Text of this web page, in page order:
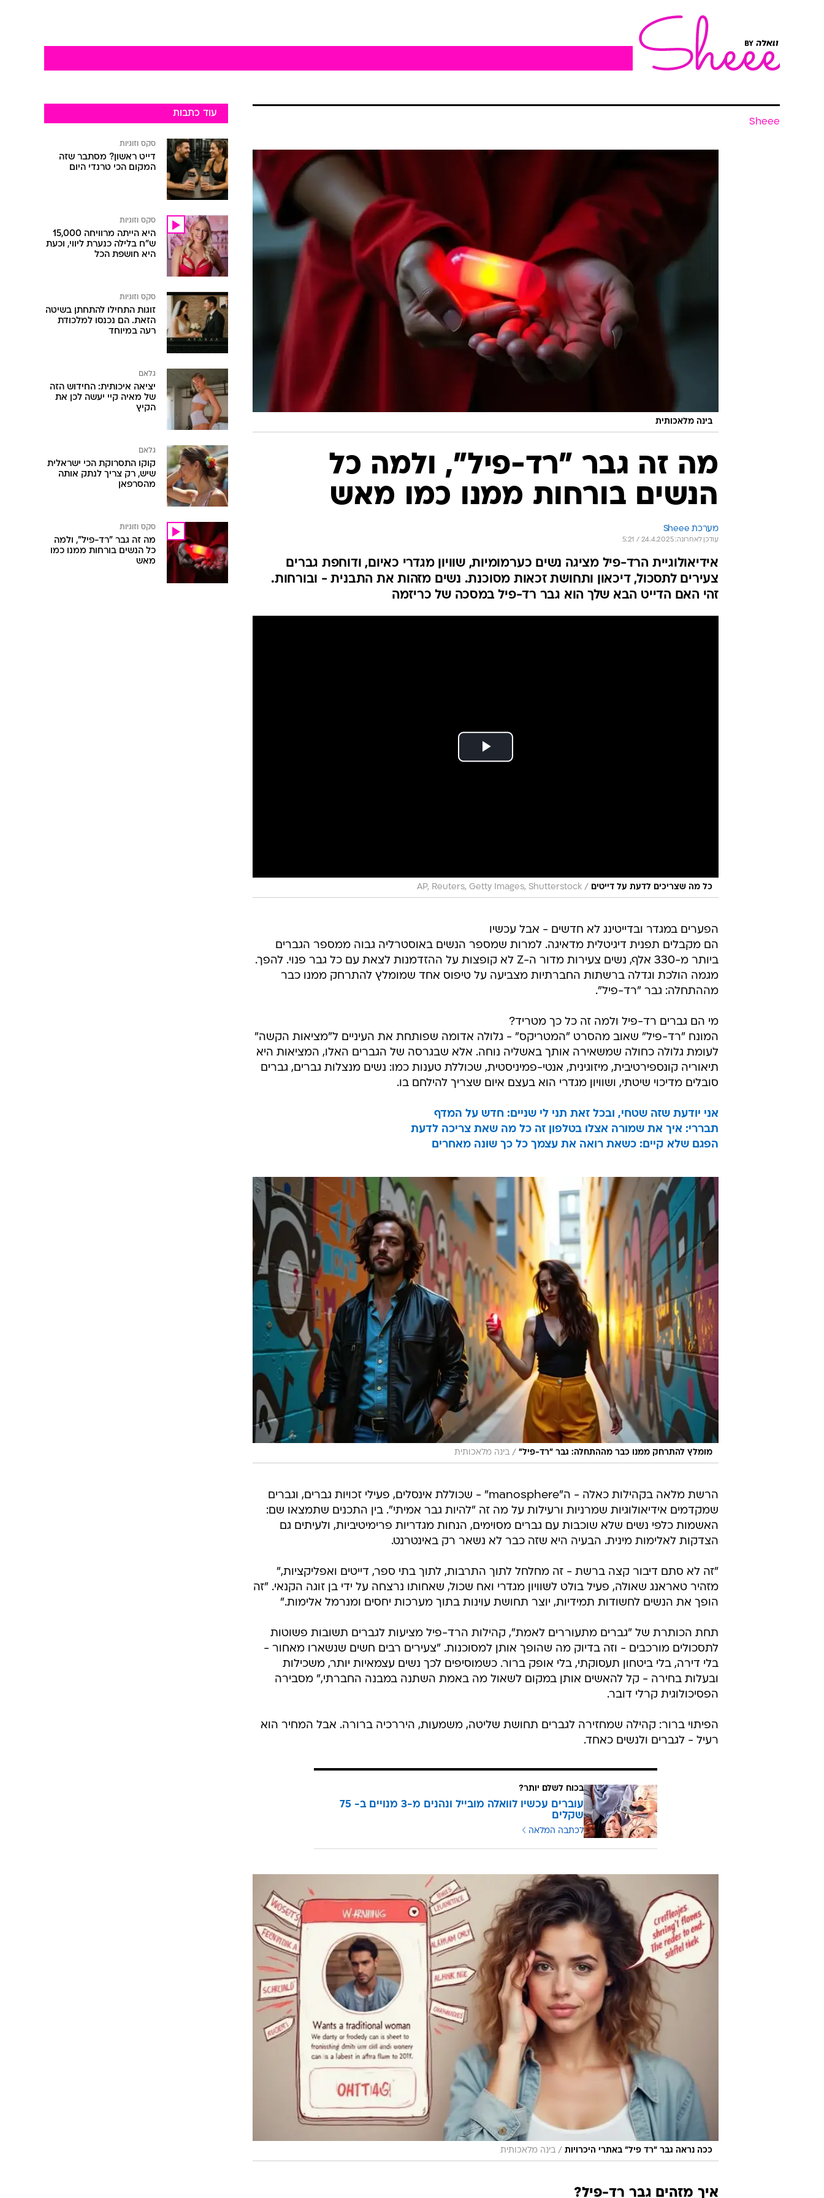
Sheee
בינה מלאכותית
מה זה גבר "רד-פיל", ולמה כל
הנשים בורחות ממנו כמו מאש
מערכת Sheee
עודכן לאחרונה: 24.4.2025 / 5:21
אידיאולוגיית הרד-פיל מציגה נשים כערמומיות, שוויון מגדרי כאיום, ודוחפת גברים
צעירים לתסכול, דיכאון ותחושת זכאות מסוכנת. נשים מזהות את התבנית - ובורחות.
זהי האם הדייט הבא שלך הוא גבר רד-פיל במסכה של כריזמה
כל מה שצריכים לדעת על דייטים /
AP, Reuters, Getty Images, Shutterstock
הפערים במגדר ובדייטינג לא חדשים - אבל עכשיו
הם מקבלים תפנית דיגיטלית מדאיגה. למרות שמספר הנשים באוסטרליה גבוה ממספר הגברים
ביותר מ-330 אלף, נשים צעירות מדור ה-Z לא קופצות על ההזדמנות לצאת עם כל גבר פנוי. להפך.
מגמה הולכת וגדלה ברשתות החברתיות מצביעה על טיפוס אחד שמומלץ להתרחק ממנו כבר
מההתחלה: גבר "רד-פיל".
מי הם גברים רד-פיל ולמה זה כל כך מטריד?
המונח "רד-פיל" שאוב מהסרט "המטריקס" - גלולה אדומה שפותחת את העיניים ל"מציאות הקשה"
לעומת גלולה כחולה שמשאירה אותך באשליה נוחה. אלא שבגרסה של הגברים האלו, המציאות היא
תיאוריה קונספירטיבית, מיזוגינית, אנטי-פמיניסטית, שכוללת טענות כמו: נשים מנצלות גברים, גברים
סובלים מדיכוי שיטתי, ושוויון מגדרי הוא בעצם איום שצריך להילחם בו.
אני יודעת שזה שטחי, ובכל זאת תני לי שניים: חדש על המדף
תבררי: איך את שמורה אצלו בטלפון זה כל מה שאת צריכה לדעת
הפגם שלא קיים: כשאת רואה את עצמך כל כך שונה מאחרים
מומלץ להתרחק ממנו כבר מההתחלה: גבר "רד-פיל" / בינה מלאכותית
הרשת מלאה בקהילות כאלה - ה"manosphere" - שכוללת אינסלים, פעילי זכויות גברים, וגברים
שמקדמים אידיאולוגיות שמרניות ורעילות על מה זה "להיות גבר אמיתי". בין התכנים שתמצאו שם:
האשמות כלפי נשים שלא שוכבות עם גברים מסוימים, הנחות מגדריות פרימיטיביות, ולעיתים גם
הצדקות לאלימות מינית. הבעיה היא שזה כבר לא נשאר רק באינטרנט.
"זה לא סתם דיבור קצה ברשת - זה מחלחל לתוך התרבות, לתוך בתי ספר, דייטים ואפליקציות,"
מזהיר טאראנג שאולה, פעיל בולט לשוויון מגדרי ואח שכול, שאחותו נרצחה על ידי בן זוגה הקנאי. "זה
הופך את הנשים לחשודות תמידיות, יוצר תחושת עוינות בתוך מערכות יחסים ומנרמל אלימות."
תחת הכותרת של "גברים מתעוררים לאמת", קהילות הרד-פיל מציעות לגברים תשובות פשוטות
לתסכולים מורכבים - וזה בדיוק מה שהופך אותן למסוכנות. "צעירים רבים חשים שנשארו מאחור -
בלי דירה, בלי ביטחון תעסוקתי, בלי אופק ברור. כשמוסיפים לכך נשים עצמאיות יותר, משכילות
ובעלות בחירה - קל להאשים אותן במקום לשאול מה באמת השתנה במבנה החברתי," מסבירה
הפסיכולוגית קרלי דובר.
הפיתוי ברור: קהילה שמחזירה לגברים תחושת שליטה, משמעות, היררכיה ברורה. אבל המחיר הוא
רעיל - לגברים ולנשים כאחד.
בכוח לשלם יותר?
עוברים עכשיו לוואלה מובייל ונהנים מ-3 מנויים ב- 75
שקלים
לכתבה המלאה
ככה נראה גבר ״רד פיל״ באתרי היכרויות / בינה מלאכותית
איך מזהים גבר רד-פיל?
עוד כתבות
סקס וזוגיות
דייט ראשון? מסתבר שזה
המקום הכי טרנדי היום
סקס וזוגיות
היא הייתה מרוויחה 15,000
ש"ח בלילה כנערת ליווי, וכעת
היא חושפת הכל
סקס וזוגיות
זוגות התחילו להתחתן בשיטה
הזאת. הם נכנסו למלכודת
רעה במיוחד
גלאם
יציאה איכותית: החידוש הזה
של מאיה קיי יעשה לכן את
הקיץ
גלאם
קוקו התסרוקת הכי ישראלית
שיש, רק צריך לנתק אותה
מהסרפאן
סקס וזוגיות
מה זה גבר "רד-פיל", ולמה
כל הנשים בורחות ממנו כמו
מאש